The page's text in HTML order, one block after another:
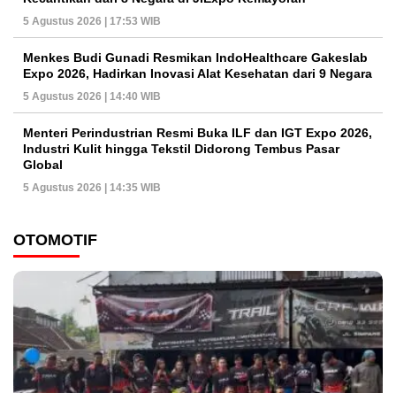
5 Agustus 2026 | 17:53 WIB
Menkes Budi Gunadi Resmikan IndoHealthcare Gakeslab
Expo 2026, Hadirkan Inovasi Alat Kesehatan dari 9 Negara
5 Agustus 2026 | 14:40 WIB
Menteri Perindustrian Resmi Buka ILF dan IGT Expo 2026,
Industri Kulit hingga Tekstil Didorong Tembus Pasar
Global
5 Agustus 2026 | 14:35 WIB
OTOMOTIF